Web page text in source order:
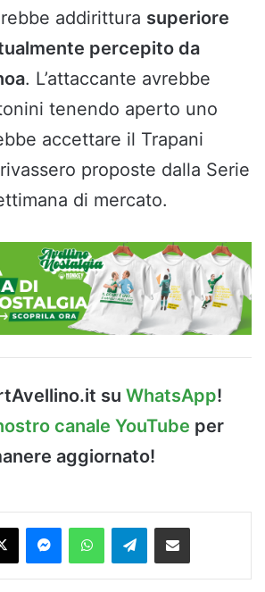
addirittura superiore
percepito da
. L’attaccante avrebbe
tenendo aperto uno
accettare il Trapani
proposte dalla Serie
di mercato.
su WhatsApp!
canale YouTube per
aggiornato!
X MessengerWhatsAppTelegramCondividi via Email